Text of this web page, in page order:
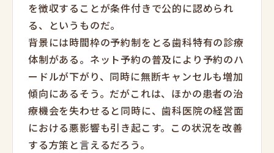
を徴収することが条件付きで公的に認められ
る、というものだ。
背景には時間枠の予約制をとる歯科特有の診療
体制がある。ネット予約の普及により予約のハ
ードルが下がり、同時に無断キャンセルも増加
傾向にあるそう。だがこれは、ほかの患者の治
療機会を失わせると同時に、歯科医院の経営面
における悪影響も引き起こす。この状況を改善
する方策と言えるだろう。